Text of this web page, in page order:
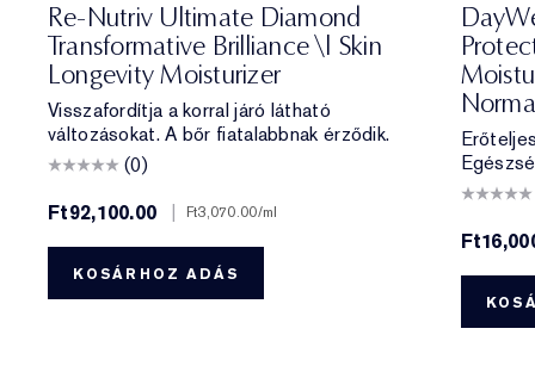
Re-Nutriv Ultimate Diamond
Transformative Brilliance \| Skin
Longevity Moisturizer
Visszafordítja a korral járó látható
változásokat. A bőr fiatalabbnak érződik.
(0)
Ft92,100.00
Ft3,070.00/ml
KOSÁRHOZ ADÁS